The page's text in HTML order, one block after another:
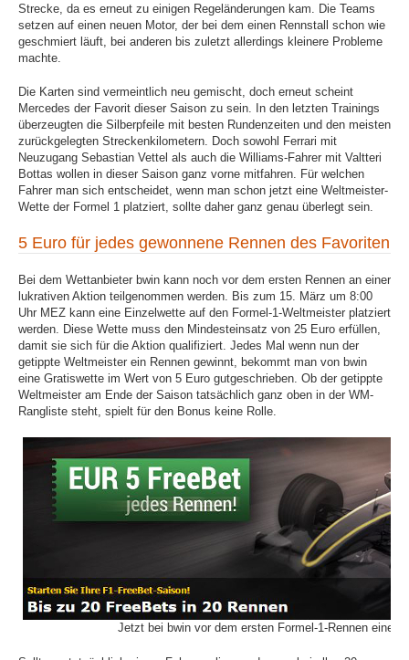
Strecke, da es erneut zu einigen Regeländerungen kam. Die Teams
setzen auf einen neuen Motor, der bei dem einen Rennstall schon wie
geschmiert läuft, bei anderen bis zuletzt allerdings kleinere Probleme
machte.
Die Karten sind vermeintlich neu gemischt, doch erneut scheint
Mercedes der Favorit dieser Saison zu sein. In den letzten Trainings
überzeugten die Silberpfeile mit besten Rundenzeiten und den meisten
zurückgelegten Streckenkilometern. Doch sowohl Ferrari mit
Neuzugang Sebastian Vettel als auch die Williams-Fahrer mit Valtteri
Bottas wollen in dieser Saison ganz vorne mitfahren. Für welchen
Fahrer man sich entscheidet, wenn man schon jetzt eine Weltmeister-
Wette der Formel 1 platziert, sollte daher ganz genau überlegt sein.
5 Euro für jedes gewonnene Rennen des Favoriten
Bei dem Wettanbieter bwin kann noch vor dem ersten Rennen an einer
lukrativen Aktion teilgenommen werden. Bis zum 15. März um 8:00
Uhr MEZ kann eine Einzelwette auf den Formel-1-Weltmeister platziert
werden. Diese Wette muss den Mindesteinsatz von 25 Euro erfüllen,
damit sie sich für die Aktion qualifiziert. Jedes Mal wenn nun der
getippte Weltmeister ein Rennen gewinnt, bekommt man von bwin
eine Gratiswette im Wert von 5 Euro gutgeschrieben. Ob der getippte
Weltmeister am Ende der Saison tatsächlich ganz oben in der WM-
Rangliste steht, spielt für den Bonus keine Rolle.
Jetzt bei bwin vor dem ersten Formel-1-Rennen eine